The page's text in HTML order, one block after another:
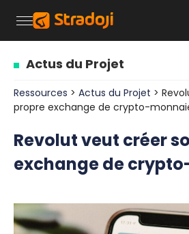
Actus du Projet
Ressources > Actus du Projet >
propre exchange de crypto-
Revolut veut créer
exchange de